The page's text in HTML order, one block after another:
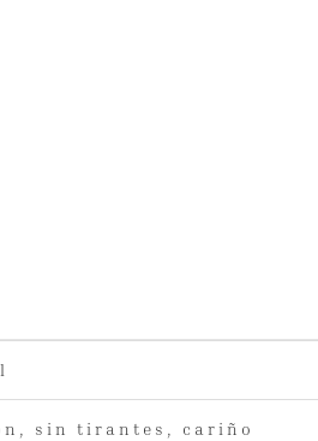
sin tirantes, cariño